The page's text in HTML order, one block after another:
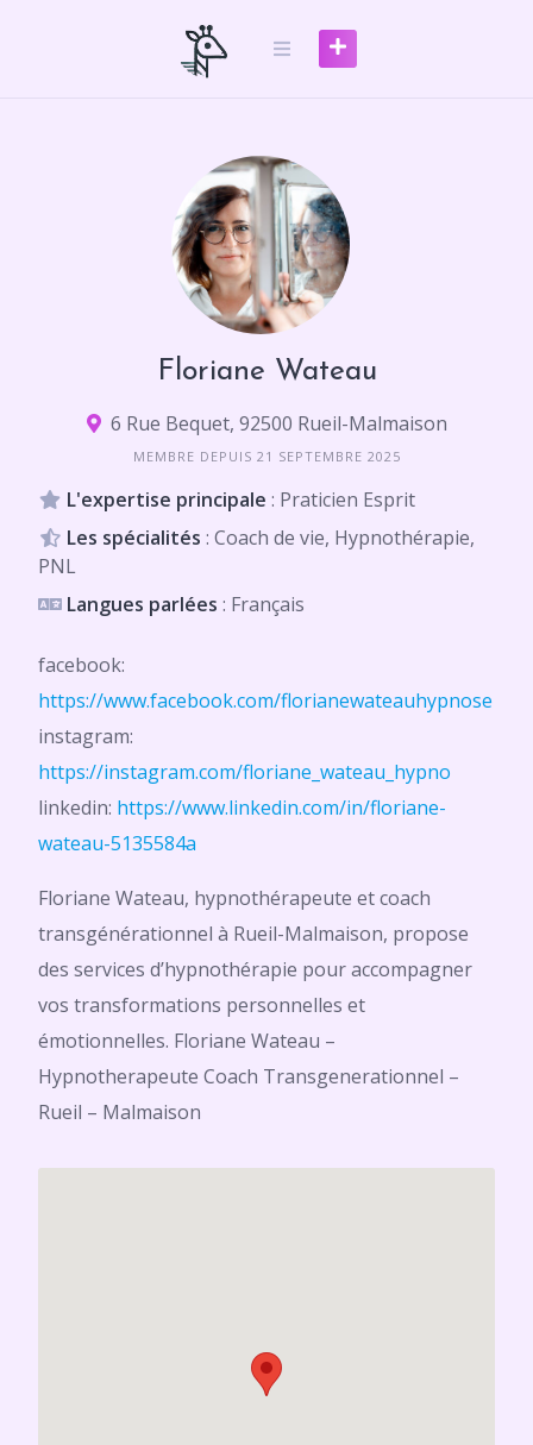
Floriane Wateau
6 Rue Bequet, 92500 Rueil-Malmaison
MEMBRE DEPUIS 21 SEPTEMBRE 2025
L'expertise principale : Praticien Esprit
Les spécialités : Coach de vie, Hypnothérapie,
PNL
Langues parlées : Français
facebook:
https://www.facebook.com/florianewateauhypnose
instagram:
https://instagram.com/floriane_wateau_hypno
linkedin: https://www.linkedin.com/in/floriane-
wateau-5135584a
Floriane Wateau, hypnothérapeute et coach
transgénérationnel à Rueil-Malmaison, propose
des services d’hypnothérapie pour accompagner
vos transformations personnelles et
émotionnelles. Floriane Wateau –
Hypnotherapeute Coach Transgenerationnel –
Rueil – Malmaison